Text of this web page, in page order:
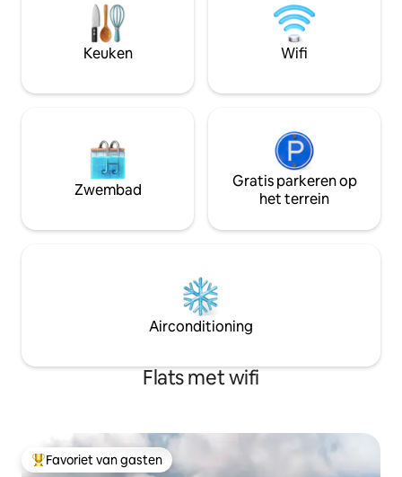
attracties zoals walvissen spotten en
uitstapjes naar het strand van Los
Frailes. Opmerking: het weer kan van
invloed zijn op de toegang, maar we
omboeken indien nodig.
vierkante meter
serene omgeving
ontspannen, naar
luisteren en in
Keuken Wifi
Zwembad
Gratis parkeren op
het terrein
Airconditioning
Flats met wifi
Topfavoriet van gasten
Favoriet van gasten